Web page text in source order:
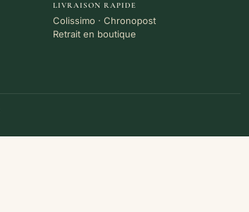
LIVRAISON RAPIDE
Colissimo · Chronopost
Retrait en boutique